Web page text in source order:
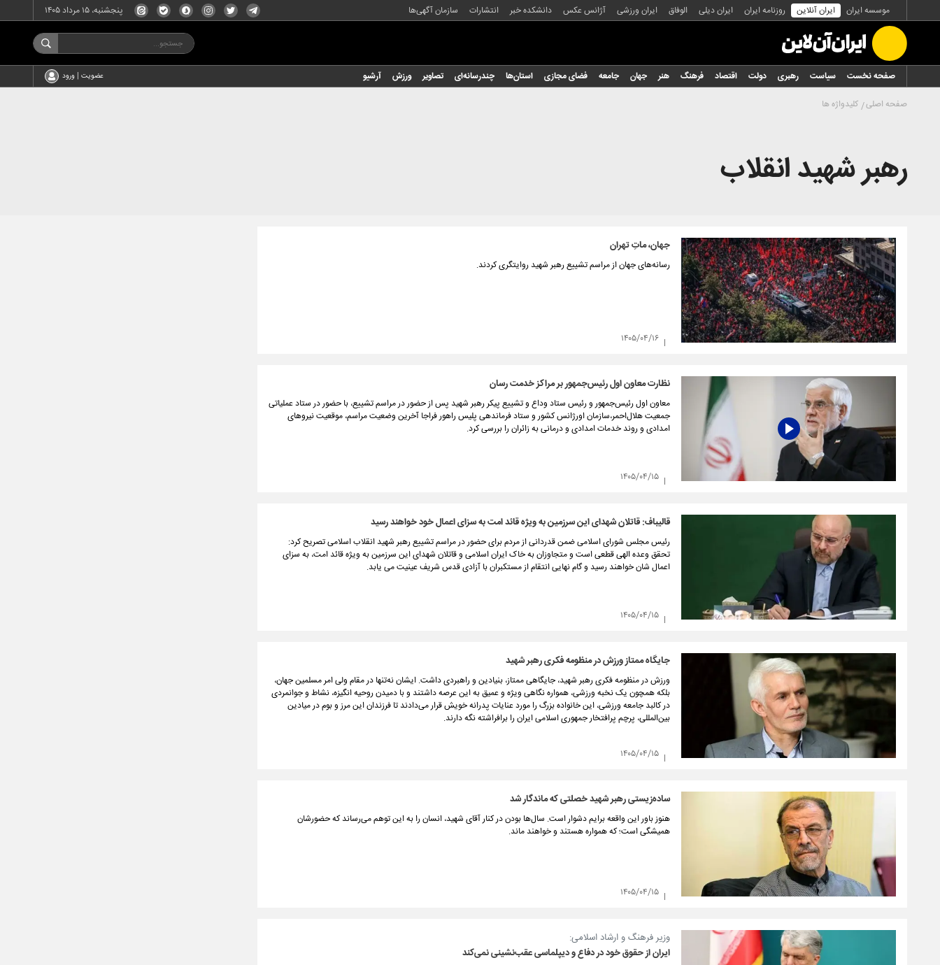
موسسه ایران ایران آنلاین روزنامه ایران ایران دیلی الوفاق ایران ورزشی آژانس عکس دانشکده خبر انتشارات سازمان آگهی‌ها پنجشنبه، ۱۵ مرداد ۱۴۰۵
صفحه نخست سیاست رهبری دولت اقتصاد فرهنگ هنر جهان جامعه فضای مجازی استان‌ها چندرسانه‌ای تصاویر ورزش آرشیو عضویت | ورود
صفحه اصلی کلیدواژه ها
رهبر شهید انقلاب
جهان، ماتِ تهران
رسانه‌های جهان از مراسم تشییع رهبر شهید روایتگری کردند.
۱۴۰۵/۰۴/۱۶
نظارت معاون اول رئیس‌جمهور بر مراکز خدمت رسان
معاون اول رئیس‌جمهور و رئیس ستاد وداع و تشییع پیکر رهبر شهید پس از حضور در مراسم تشییع، با حضور در ستاد عملیاتی
جمعیت هلال‌احمر،سازمان اورژانس کشور و ستاد فرماندهی پلیس راهور فراجا آخرین وضعیت مراسم، موقعیت نیروهای
امدادی و روند خدمات امدادی و درمانی به زائران را بررسی کرد.
۱۴۰۵/۰۴/۱۵
قالیباف: قاتلان شهدای این سرزمین به ویژه قائد امت به سزای اعمال‌ خود خواهند رسید
رئیس مجلس شورای اسلامی ضمن قدردانی از مردم برای حضور در مراسم تشییع رهبر شهید انقلاب اسلامی تصریح کرد:
تحقق وعده الهی قطعی است و متجاوزان به خاک ایران اسلامی و قاتلان شهدای این سرزمین به ویژه قائد امت، به سزای
اعمال شان خواهند رسید و گام نهایی انتقام از مستکبران با آزادی قدس شریف عینیت می یابد.
۱۴۰۵/۰۴/۱۵
جایگاه ممتاز ورزش در منظومه فکری رهبر شهید
ورزش در منظومه فکری رهبر شهید، جایگاهی ممتاز، بنیادین و راهبردی داشت. ایشان نه‌تنها در مقام ولی امر مسلمین جهان،
بلکه همچون یک نخبه ورزشی، همواره نگاهی ویژه و عمیق به این عرصه داشتند و با دمیدن روحیه انگیزه، نشاط و جوانمردی
در کالبد جامعه ورزشی، این خانواده بزرگ را مورد عنایات پدرانه خویش قرار می‌دادند تا فرزندان این مرز و بوم در میادین
بین‌المللی، پرچم پرافتخار جمهوری اسلامی ایران را برافراشته نگه دارند.
۱۴۰۵/۰۴/۱۵
ساده‌زیستی رهبر شهید خصلتی که ماندگار شد
هنوز باور این واقعه برایم دشوار است. سال‌ها بودن در کنار آقای شهید، انسان را به این توهم می‌رساند که حضورشان
همیشگی است؛ که همواره هستند و خواهند ماند.
۱۴۰۵/۰۴/۱۵
وزیر فرهنگ و ارشاد اسلامی:
ایران از حقوق خود در دفاع و دیپلماسی عقب‌نشینی نمی‌کند